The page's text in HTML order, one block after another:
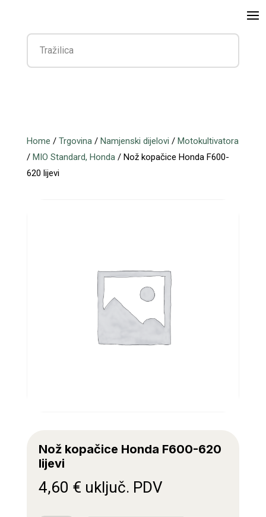
Home / Trgovina/ Namjenski dijelovi / Motokultivatora
/ MIO Standard, Honda/ Nož kopačice Honda F600-
620 lijevi
Nož kopačice Honda F600-620
lijevi
4,60 € uključ. PDV